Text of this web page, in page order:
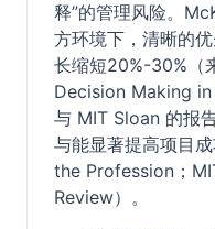
释”的管理风险。
方环境下，清晰的
长缩短20%-30%（
Decision Making
与 MIT Sloan 的报
与能显著提高项目
the Profession；
Review）。